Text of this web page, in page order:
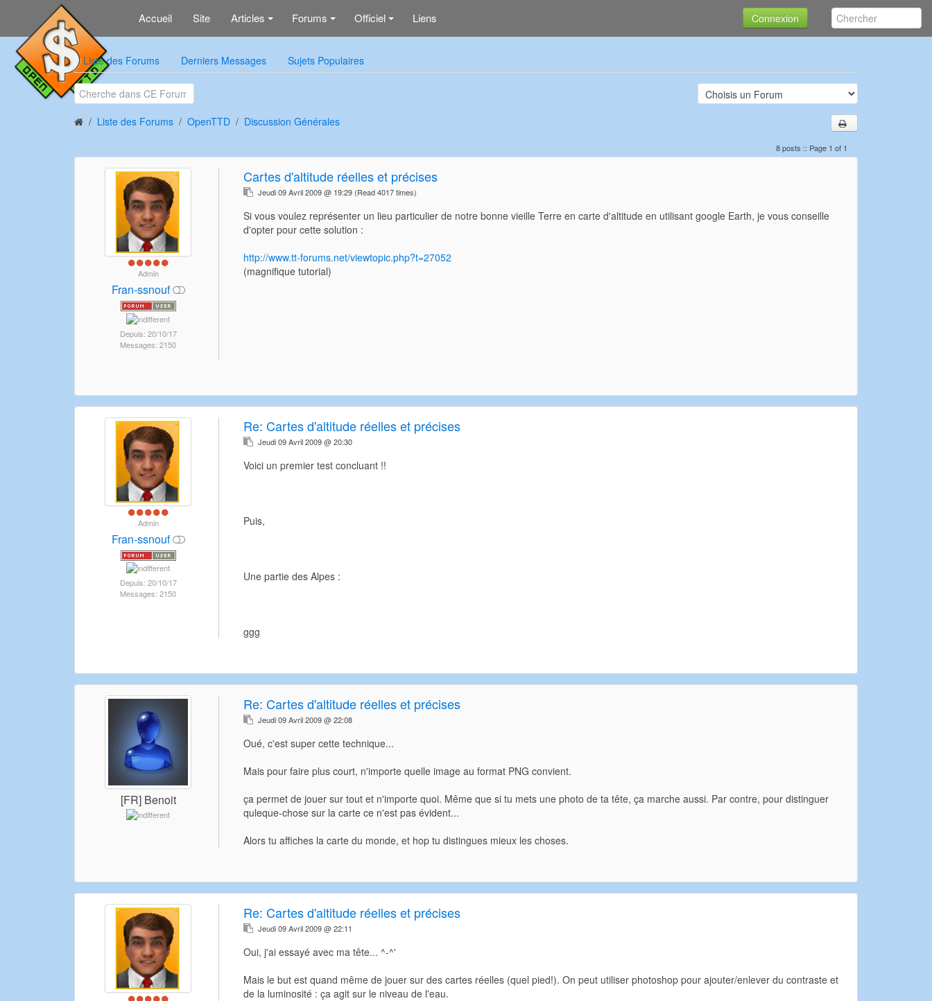
Accueil Site Articles Forums Officiel Liens Connexion
Liste des Forums Derniers Messages Sujets Populaires
Liste des Forums OpenTTD Discussion Générales
8 posts :: Page 1 of 1
Admin
Fran-ssnouf
Depuis: 20/10/17
Messages: 2150
Cartes d'altitude réelles et précises
Jeudi 09 Avril 2009 @ 19:29(Read 4017 times)
Si vous voulez représenter un lieu particulier de notre bonne vieille Terre en carte d'altitude en utilisant google Earth, je vous conseille
d'opter pour cette solution :
http://www.tt-forums.net/viewtopic.php?t=27052
(magnifique tutorial)
Admin
Fran-ssnouf
Depuis: 20/10/17
Messages: 2150
Re: Cartes d'altitude réelles et précises
Jeudi 09 Avril 2009 @ 20:30
Voici un premier test concluant !!
Puis,
Une partie des Alpes :
ggg
[FR] Benoit
Re: Cartes d'altitude réelles et précises
Jeudi 09 Avril 2009 @ 22:08
Oué, c'est super cette technique...
Mais pour faire plus court, n'importe quelle image au format PNG convient.
ça permet de jouer sur tout et n'importe quoi. Même que si tu mets une photo de ta tête, ça marche aussi. Par contre, pour distinguer
quleque-chose sur la carte ce n'est pas évident...
Alors tu affiches la carte du monde, et hop tu distingues mieux les choses.
Re: Cartes d'altitude réelles et précises
Jeudi 09 Avril 2009 @ 22:11
Oui, j'ai essayé avec ma tête... ^-^'
Mais le but est quand même de jouer sur des cartes réelles (quel pied!). On peut utiliser photoshop pour ajouter/enlever du contraste et
de la luminosité : ça agit sur le niveau de l'eau.